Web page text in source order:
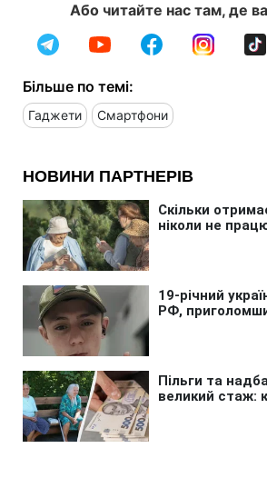
Або читайте нас там, де
Більше по темі:
Гаджети Смартфони